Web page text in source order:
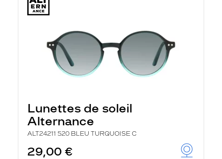
Lunettes de soleil
Alternance
ALT24211 520 BLEU TURQUOISE C
29,00 €